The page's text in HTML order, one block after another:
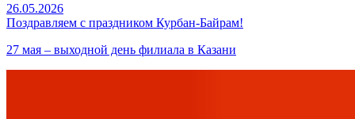
26.05.2026
Поздравляем с праздником Курбан-Байрам!
27 мая – выходной день филиала в Казани